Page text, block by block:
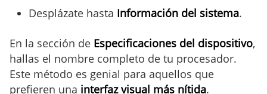
Desplázate hasta Información del sistema.
En la sección de Especificaciones del dispositivo,
hallas el nombre completo de tu procesador.
Este método es genial para aquellos que
prefieren una interfaz visual más nítida.